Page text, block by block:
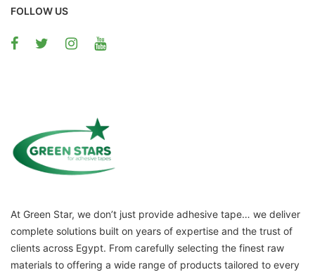
FOLLOW US
At Green Star, we don’t just provide adhesive tape… we deliver
complete solutions built on years of expertise and the trust of
clients across Egypt. From carefully selecting the finest raw
materials to offering a wide range of products tailored to every